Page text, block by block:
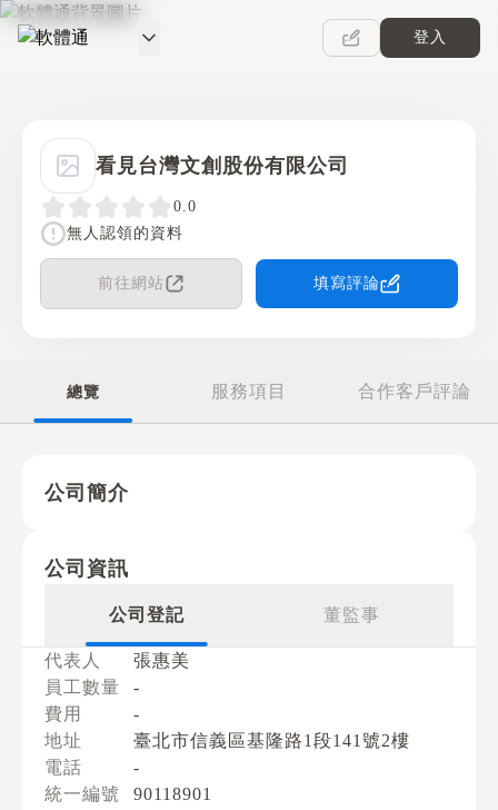
軟體通
登入
看見台灣文創股份有限公司
0.0
無人認領的資料
前往網站 填寫評論
總覽 服務項目 合作客戶評論
公司簡介
公司資訊
公司登記 董監事
代表人
張惠美
員工數量
-
費用
-
地址
臺北市信義區基隆路1段141號2樓
電話
-
統一編號
90118901